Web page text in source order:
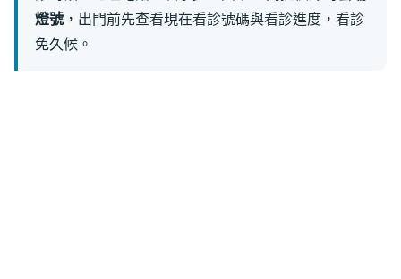
燈號 ，出門前先查看現在看診號碼與看診進度，看診
免久候。